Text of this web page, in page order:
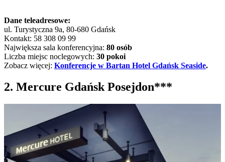
Dane teleadresowe:
ul. Turystyczna 9a, 80-680 Gdańsk
Kontakt: 58 308 09 99
Największa sala konferencyjna: 80 osób
Liczba miejsc noclegowych: 30 pokoi
Zobacz więcej: Konferencje w Bartan Hotel Gdańsk Seaside.
2. Mercure Gdańsk Posejdon***